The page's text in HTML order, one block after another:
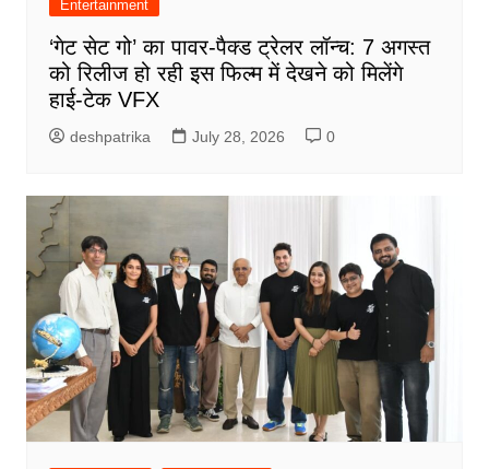
Entertainment
‘गेट सेट गो’ का पावर-पैक्ड ट्रेलर लॉन्च: 7 अगस्त
को रिलीज हो रही इस फिल्म में देखने को मिलेंगे
हाई-टेक VFX
deshpatrika July 28, 2026 0